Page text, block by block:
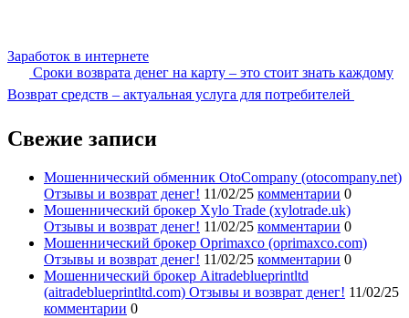
Заработок в интернете
Сроки возврата денег на карту – это стоит знать каждому
Возврат средств – актуальная услуга для потребителей
Свежие записи
Мошеннический обменник OtoCompany (otocompany.net)
Отзывы и возврат денег! 11/02/25 комментарии 0
Мошеннический брокер Xylo Trade (xylotrade.uk)
Отзывы и возврат денег! 11/02/25 комментарии 0
Мошеннический брокер Oprimaxco (oprimaxco.com)
Отзывы и возврат денег! 11/02/25 комментарии 0
Мошеннический брокер Aitradeblueprintltd
(aitradeblueprintltd.com) Отзывы и возврат денег! 11/02/25
комментарии 0